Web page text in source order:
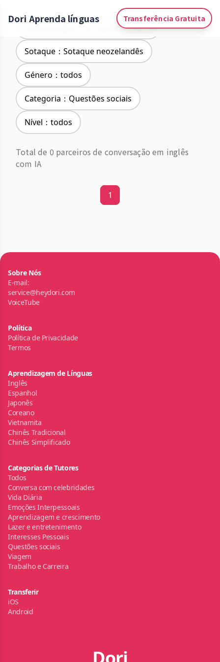
Dori Aprenda línguas Transferência Gratuita
Aprendizagem de Línguas：Inglês
Sotaque：Sotaque neozelandês
Género：todos
Categoria：Questões sociais
Nível：todos
Total de 0 parceiros de conversação em inglês
com IA
1
Sobre Nós
E-mail:
service@heydori.com
VoiceTube
Política
Política de Privacidade
Termos
Aprendizagem de Línguas
Inglês
Espanhol
Japonês
Coreano
Vietnamita
Chinês Tradicional
Chinês Simplificado
Categorias de Tutores
Todos
Conversa com celebridades
Vida Diária
Emoções Interpessoais
Aprendizagem e crescimento
Lazer e entretenimento
Interesses Pessoais
Questões sociais
Viagem
Trabalho e Carreira
Transferir
iOS
Android